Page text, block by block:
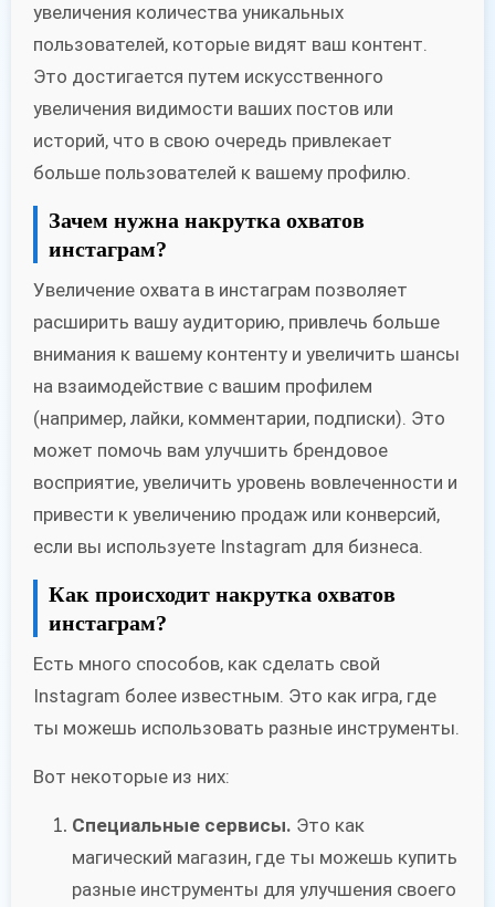
увеличения количества уникальных
пользователей, которые видят ваш контент.
Это достигается путем искусственного
увеличения видимости ваших постов или
историй, что в свою очередь привлекает
больше пользователей к вашему профилю.
Зачем нужна накрутка охватов
инстаграм?
Увеличение охвата в инстаграм позволяет
расширить вашу аудиторию, привлечь больше
внимания к вашему контенту и увеличить шансы
на взаимодействие с вашим профилем
(например, лайки, комментарии, подписки). Это
может помочь вам улучшить брендовое
восприятие, увеличить уровень вовлеченности и
привести к увеличению продаж или конверсий,
если вы используете Instagram для бизнеса.
Как происходит накрутка охватов
инстаграм?
Есть много способов, как сделать свой
Instagram более известным. Это как игра, где
ты можешь использовать разные инструменты.
Вот некоторые из них:
Специальные сервисы. Это как
магический магазин, где ты можешь купить
разные инструменты для улучшения своего